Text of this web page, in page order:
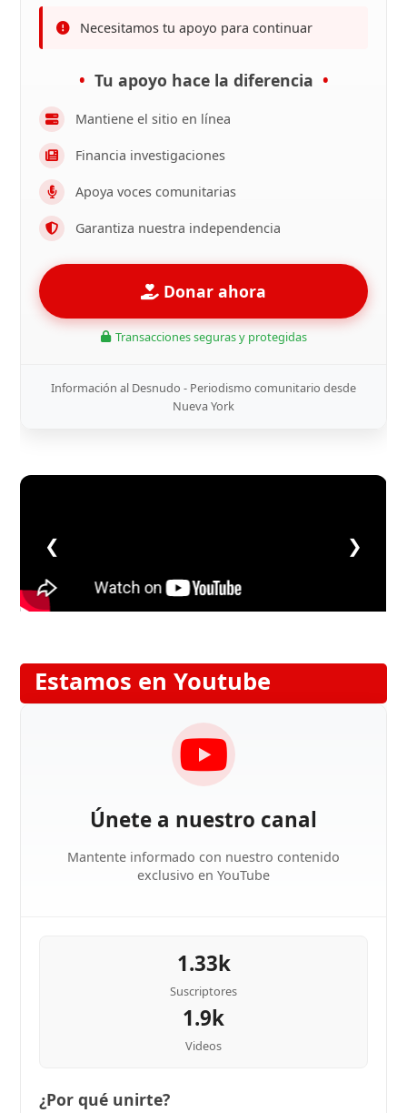
Necesitamos tu apoyo para continuar
Tu apoyo hace la diferencia
Mantiene el sitio en línea
Financia investigaciones
Apoya voces comunitarias
Garantiza nuestra independencia
Donar ahora
Transacciones seguras y protegidas
Información al Desnudo - Periodismo comunitario desde
Nueva York
❮ ❯
Estamos en Youtube
Únete a nuestro canal
Mantente informado con nuestro contenido
exclusivo en YouTube
1.33k
Suscriptores
1.9k
Videos
¿Por qué unirte?